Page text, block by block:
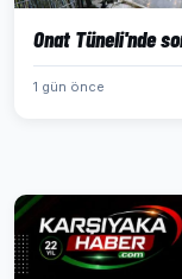
Onat Tüneli'nde
1 gün önce